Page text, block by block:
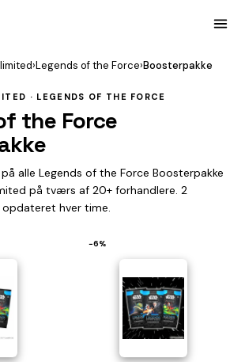
›Legends of the Force›Boosterpakke
· LEGENDS OF THE FORCE
the Force
alle Legends of the Force Boosterpakke
på tværs af 20+ forhandlere. 2
hver time.
−6%